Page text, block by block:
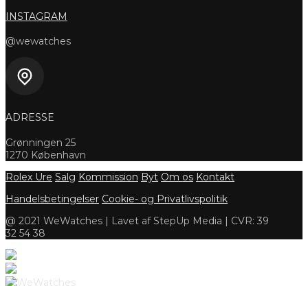
INSTAGRAM
@wewatches
ADRESSE
Grønningen 25
1270 København
Rolex Ure Salg Kommission Byt Om os Kontakt
Handelsbetingelser Cookie- og Privatlivspolitik
@ 2021 WeWatches | Lavet af StepUp Media | CVR: 39
32 54 38